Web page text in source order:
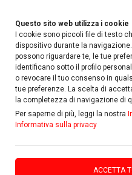
Questo sito web utilizza i cookie
I cookie sono piccoli file di testo
dispositivo durante la
possono riguardare te, le tue
identificano sotto il profilo
o revocare il tuo consenso in
tue preferenze. La scelta di
la completezza di navigazione di
Per saperne di più, leggi la nostra
Informativa sulla privacy
ACCETTA
Home Usato Kawasaki
Kawasaki